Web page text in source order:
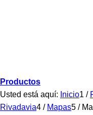
Productos
Usted está aquí: Inicio1 /
Rivadavia4 / Mapas5 /